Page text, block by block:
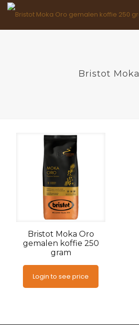
Bristot Moka
Bristot Moka Oro
gemalen koffie 250
gram
Login to see price